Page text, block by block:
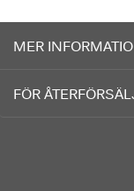
MER
FÖR